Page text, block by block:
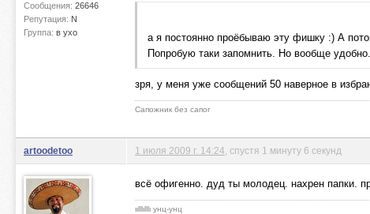
Сообщения: 26646
Репутация: N
Группа: в ухо
а я постоянно проёбываю эту фишку :) А
Попробую таки запомнить. Но вообще удобно.
зря, у меня уже сообщений 50 наверное в
Сапожник без сапог
artoodetoo 1 июля 2009 г. 14:24 , спустя 1 минуту 6 секунд
всё офигенно. дуд ты молодец. нахрен папки.
ιιlllιlllι унц-унц